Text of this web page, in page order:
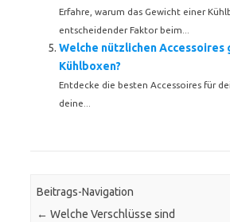
Erfahre, warum das Gewicht einer
entscheidender Faktor beim...
Welche nützlichen Accessoires
Kühlboxen?
Entdecke die besten Accessoires für
deine...
Beitrags-Navigation
← Welche Verschlüsse sind